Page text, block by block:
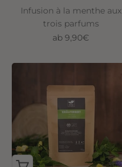
Infusion à la menthe aux
trois parfums
Angebot
ab 9,90€